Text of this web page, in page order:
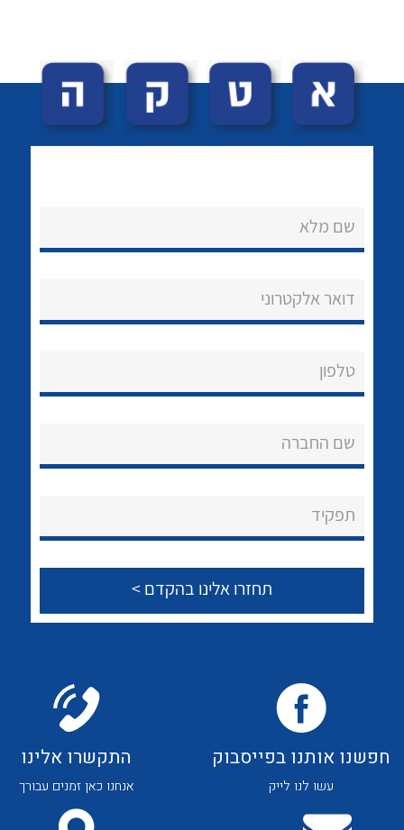
נקודות מכירה
שאלות ותשובות
לכל מוצרי היצרן לכל מוצרי היצרן
שם מלא
דואר אלקטרוני
טלפון
שם החברה
תפקיד
חפשנו אותנו בפייסבוק
עשו לנו לייק
התקשרו אלינו
אנחנו כאן זמנים עבורך